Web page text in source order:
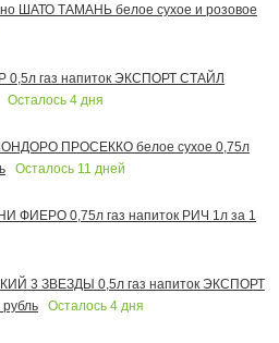
ШАТО ТАМАНЬ белое сухое и розовое
газ напиток ЭКСПОРТ СТАЙЛ
Осталось 4 дня
ПРОСЕККО белое сухое 0,75л
Осталось 11 дней
ФИЕРО 0,75л газ напиток РИЧ 1л за 1
3 ЗВЕЗДЫ 0,5л газ напиток ЭКСПОРТ
Осталось 4 дня